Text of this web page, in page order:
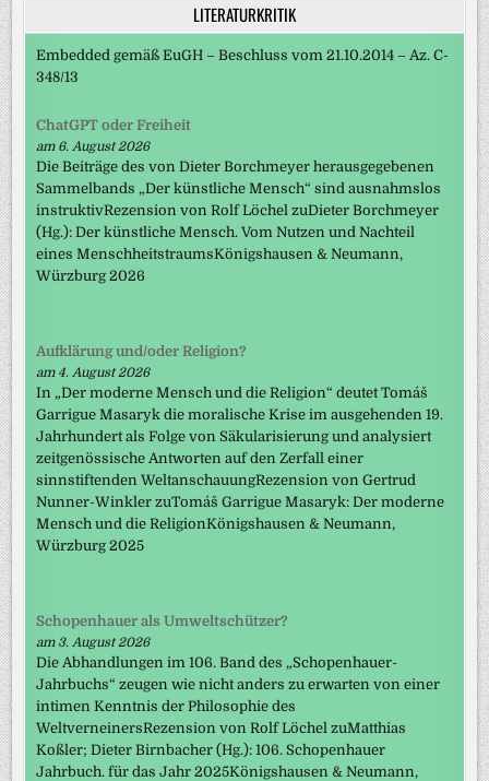
LITERATURKRITIK
Embedded gemäß EuGH – Beschluss vom 21.10.2014 – Az. C-
348/13
ChatGPT oder Freiheit
am 6. August 2026
Die Beiträge des von Dieter Borchmeyer herausgegebenen
Sammelbands „Der künstliche Mensch“ sind ausnahmslos
instruktivRezension von Rolf Löchel zuDieter Borchmeyer
(Hg.): Der künstliche Mensch. Vom Nutzen und Nachteil
eines MenschheitstraumsKönigshausen & Neumann,
Würzburg 2026
Aufklärung und/oder Religion?
am 4. August 2026
In „Der moderne Mensch und die Religion“ deutet Tomáš
Garrigue Masaryk die moralische Krise im ausgehenden 19.
Jahrhundert als Folge von Säkularisierung und analysiert
zeitgenössische Antworten auf den Zerfall einer
sinnstiftenden WeltanschauungRezension von Gertrud
Nunner-Winkler zuTomáš Garrigue Masaryk: Der moderne
Mensch und die ReligionKönigshausen & Neumann,
Würzburg 2025
Schopenhauer als Umweltschützer?
am 3. August 2026
Die Abhandlungen im 106. Band des „Schopenhauer-
Jahrbuchs“ zeugen wie nicht anders zu erwarten von einer
intimen Kenntnis der Philosophie des
WeltverneinersRezension von Rolf Löchel zuMatthias
Koßler; Dieter Birnbacher (Hg.): 106. Schopenhauer
Jahrbuch. für das Jahr 2025Königshausen & Neumann,